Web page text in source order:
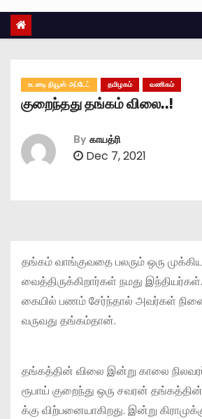
உடனடி நியூஸ் அப்டேட் தமிழகம் வணிகம்
குறைந்தது தங்கம் விலை..!
By காயத்ரி
Dec 7, 2021
தங்கம் வாங்குவதை பலரும் ஒரு
வைத்திருக்கிறார்கள் நமது
கையில் பணம் சேர்ந்தால் அவர்கள்
வருவது தங்கம்தான்.
தங்கத்தின் விலை இன்று காலை
ரூபாய் குறைந்து ஒரு சவரன்
க்கு விற்பனையாகிறது. இன்று